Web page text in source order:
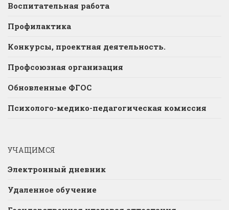
Воспитательная работа
Профилактика
Конкурсы, проектная деятельность.
Профсоюзная организация
Обновленные ФГОС
Психолого-медико-педагогическая комиссия
УЧАЩИМСЯ
Электронный дневник
Удаленное обучение